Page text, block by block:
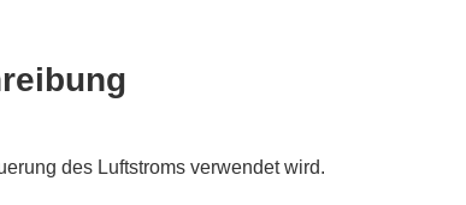
des Luftstroms verwendet wird.